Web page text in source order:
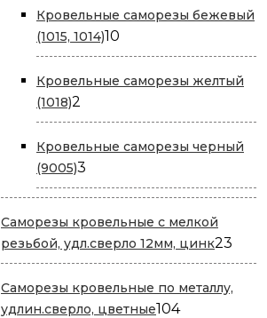
Кровельные саморезы бежевый
(1015, 1014)10
товаров
Кровельные саморезы желтый
(1018)2
товара
Кровельные саморезы черный
(9005)3
товара
Саморезы кровельные с мелкой
резьбой, удл.сверло 12мм, цинк23
Саморезы кровельные по металлу,
удлин.сверло, цветные104104